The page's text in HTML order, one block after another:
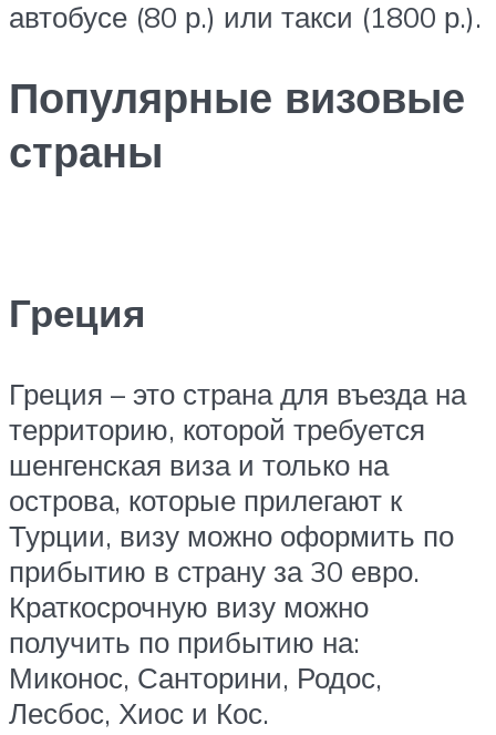
автобусе (80 р.) или такси (1800 р.).
Популярные визовые
страны
Греция
Греция – это страна для въезда на
территорию, которой требуется
шенгенская виза и только на
острова, которые прилегают к
Турции, визу можно оформить по
прибытию в страну за 30 евро.
Краткосрочную визу можно
получить по прибытию на:
Миконос, Санторини, Родос,
Лесбос, Хиос и Кос.